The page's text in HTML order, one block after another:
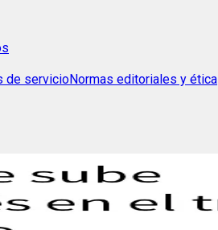
de servicioNormas editoriales y ética